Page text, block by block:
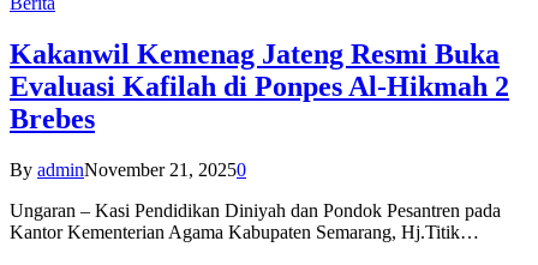
Kakanwil Kemenag Jateng Resmi Buka
Evaluasi Kafilah di Ponpes Al-Hikmah 2
Brebes
By adminNovember 21, 20250
Ungaran – Kasi Pendidikan Diniyah dan Pondok Pesantren pada
Kantor Kementerian Agama Kabupaten Semarang, Hj.Titik…